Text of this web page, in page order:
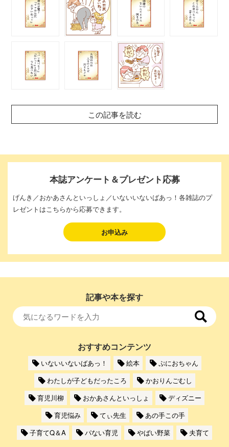
この記事を読む
本誌アンケート＆プレゼント応募
げんき／おかあさんといっしょ／いないいないばあっ！各雑誌のプ
レゼントはこちらから応募できます。
お申込み
記事や本を探す
おすすめコンテンツ
いないいないばあっ！ 絵本
ぷにおちゃん
わたしが子どもだったころ
かおりんごむし
育児川柳
おかあさんといっしょ
ディズニー
育児悩み
てぃ先生
あの手この手
子育てQ＆A
パない育児 やばい野菜 夫育て